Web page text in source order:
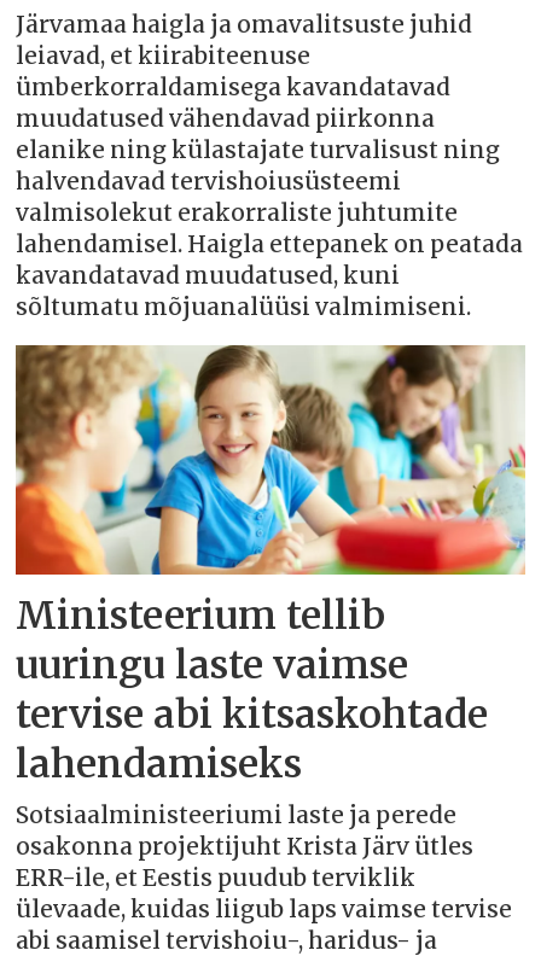
Järvamaa haigla ja omavalitsuste juhid
leiavad, et kiirabiteenuse
ümberkorraldamisega kavandatavad
muudatused vähendavad piirkonna
elanike ning külastajate turvalisust ning
halvendavad tervishoiusüsteemi
valmisolekut erakorraliste juhtumite
lahendamisel. Haigla ettepanek on peatada
kavandatavad muudatused, kuni
sõltumatu mõjuanalüüsi valmimiseni.
Ministeerium tellib
uuringu laste vaimse
tervise abi kitsaskohtade
lahendamiseks
Sotsiaalministeeriumi laste ja perede
osakonna projektijuht Krista Järv ütles
ERR-ile, et Eestis puudub terviklik
ülevaade, kuidas liigub laps vaimse tervise
abi saamisel tervishoiu-, haridus- ja